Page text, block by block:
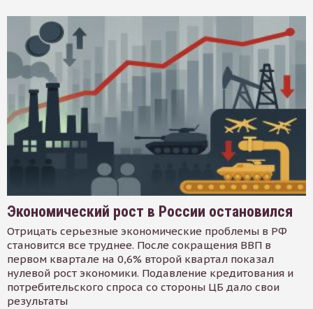
Экономический рост в России остановился
Отрицать серьезные экономические проблемы в РФ
становится все труднее. После сокращения ВВП в
первом квартале на 0,6% второй квартал показал
нулевой рост экономики. Подавление кредитования и
потребительского спроса со стороны ЦБ дало свои
результаты